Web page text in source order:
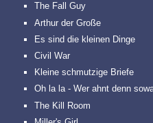
The Fall Guy
Arthur der Große
Es sind die kleinen Dinge
Civil War
Kleine schmutzige Briefe
Oh la la - Wer ahnt denn
The Kill Room